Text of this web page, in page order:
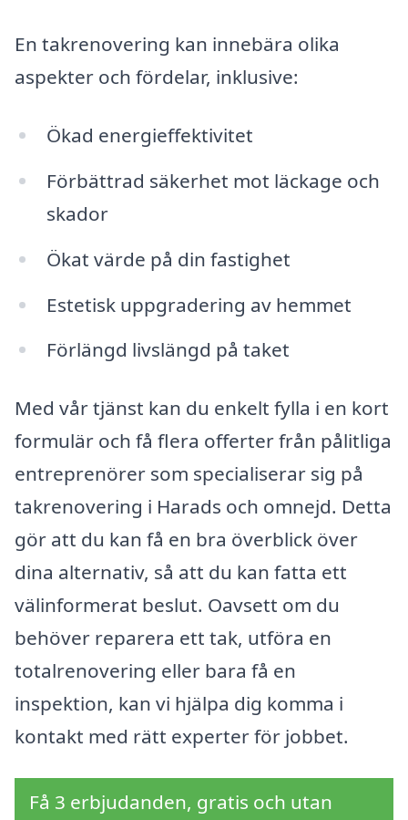
En takrenovering kan innebära olika
aspekter och fördelar, inklusive:
Ökad energieffektivitet
Förbättrad säkerhet mot läckage och
skador
Ökat värde på din fastighet
Estetisk uppgradering av hemmet
Förlängd livslängd på taket
Med vår tjänst kan du enkelt fylla i en kort
formulär och få flera offerter från pålitliga
entreprenörer som specialiserar sig på
takrenovering i Harads och omnejd. Detta
gör att du kan få en bra överblick över
dina alternativ, så att du kan fatta ett
välinformerat beslut. Oavsett om du
behöver reparera ett tak, utföra en
totalrenovering eller bara få en
inspektion, kan vi hjälpa dig komma i
kontakt med rätt experter för jobbet.
Få 3 erbjudanden, gratis och utan